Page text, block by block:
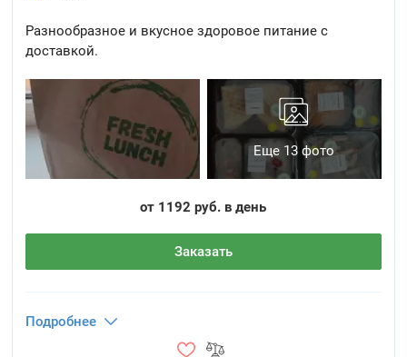
Разнообразное и вкусное здоровое питание с
доставкой.
Еще 13 фото
от 1192 руб. в день
Заказать
Подробнее